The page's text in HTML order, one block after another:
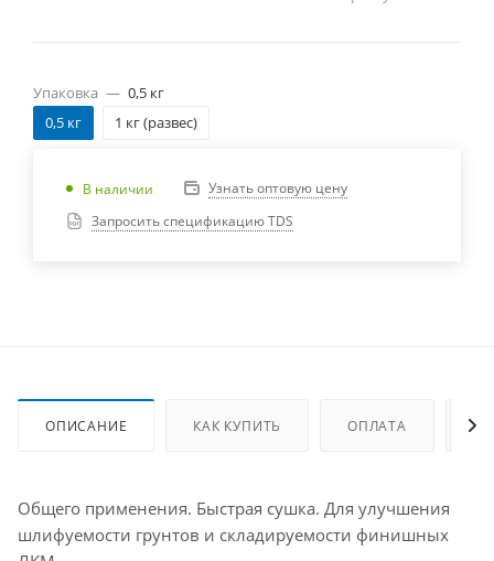
Упаковка — 0,5 кг
0,5 кг
1 кг (развес)
В наличии
Узнать оптовую цену
Запросить спецификацию TDS
ОПИСАНИЕ КАК КУПИТЬ ОПЛАТА
Общего применения. Быстрая сушка. Для улучшения
шлифуемости грунтов и складируемости финишных